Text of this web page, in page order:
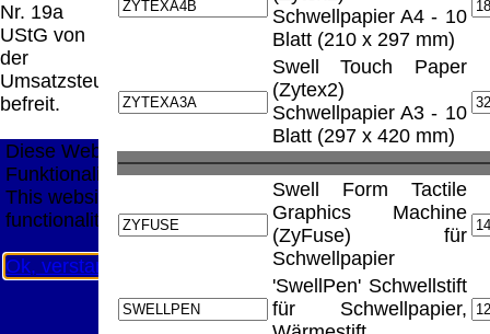
Nr. 19a
UStG von
der
Umsatzsteuer
befreit.
Schwellpapier A4 - 10
Blatt (210 x 297 mm)
Swell Touch Paper
(Zytex2)
Schwellpapier A3 - 10
Blatt (297 x 420 mm)
Swell Form Tactile
Graphics Machine
(ZyFuse) für
Schwellpapier
'SwellPen' Schwellstift
für Schwellpapier,
Seitenanfang
AGB Widerruf
Datenschutz
Kontakt Links
Katalog (PDF)
große Anzeige Schließen
Diese Website nutzt Cookies, um bestmögliche
Funktionalität bieten zu können.
This website uses cookies to provide the best possible
functionality.
Ok, verstanden